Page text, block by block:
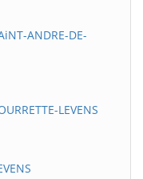
ANDRE-DE-
LEVENS